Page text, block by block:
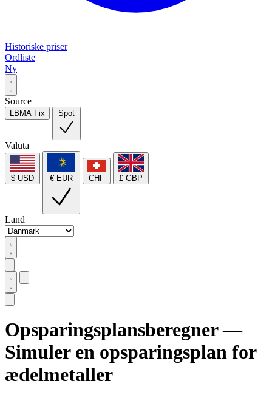
Historiske priser
Ordliste
Ny
Source
LBMA Fix Spot
Valuta
$ USD € EUR CHF £ GBP
Land
Opsparingsplansberegner —
Simuler en opsparingsplan for
ædelmetaller